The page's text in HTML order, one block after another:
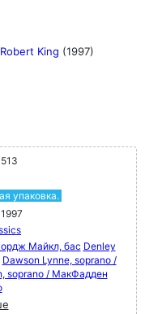
King (1997)
упаковка.
Майкл, бас Denley
Dawson Lynne, soprano /
soprano / МакФадден